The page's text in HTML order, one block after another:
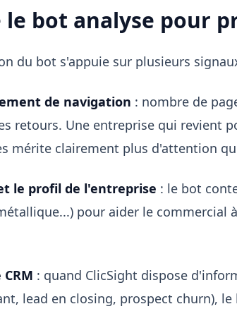
le bot analyse pour
du bot s'appuie sur plusieurs
de navigation : nombre de
retours. Une entreprise qui revient
mérite clairement plus d'attention
le profil de l'entreprise : le bot
pour aider le commercial
: quand ClicSight dispose
lead en closing, prospect churn),